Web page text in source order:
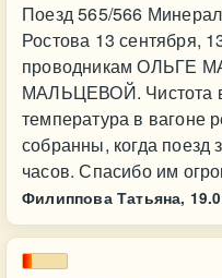
Поезд 565/566
Ростова 13 сентября,
проводникам
МАЛЬЦЕВОЙ. Чистота
температура в вагоне
собранны, когда поезд
часов. Спасибо им
Филиппова Татьяна,